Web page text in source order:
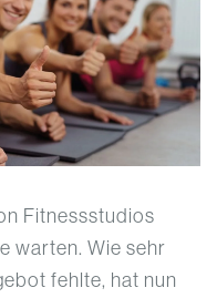
Fitnessstudios
warten. Wie sehr
fehlte, hat nun